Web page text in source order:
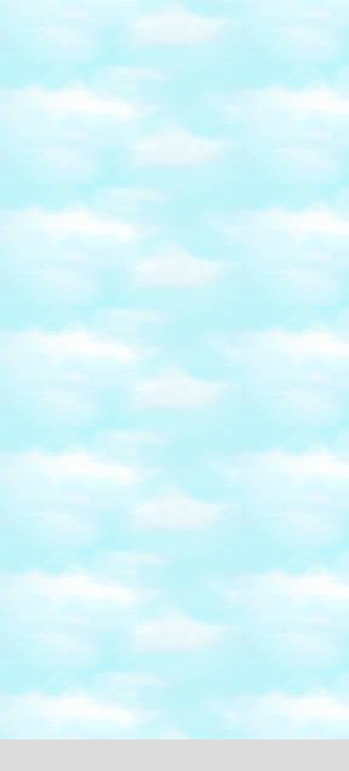
ชอปปิ้งที่หนองคา
วังน้ำเขียว โคราช
บ้านปราสาทโคราช
ทะเลน้ำจืด..หาดวังโก ขอนแก่น
รถไฟใต้ดิน....ไท
ปิดทริปเที่ยวลาว3
พภูคิ้ง เขาเขียว จ.ชัยภูมิ
เดินทางไป..ลพบุรี
ขอนแก่น บึงแก่นนคร
เลย ล่องแพที่แม่น้ำหมาน(อ่างเก็บน้ำห้ว
ปราจีนบุรี สวนนงนุช+บ้านบุไทร
วัดถ้ำหมากฮ้อ จ.เล
มาเลเซีย..กัวลาลัมเปอร์
มาเลเซีย..เกนติ้ง
หาดใหญ่-ปัตตานี
บั้งไฟพณานาคที่ไปดูมา